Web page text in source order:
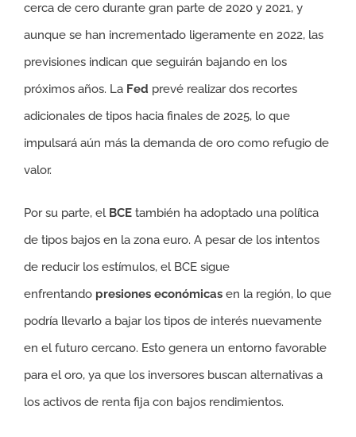
cerca de cero durante gran parte de 2020 y 2021, y
aunque se han incrementado ligeramente en 2022, las
previsiones indican que seguirán bajando en los
próximos años. La Fed prevé realizar dos recortes
adicionales de tipos hacia finales de 2025, lo que
impulsará aún más la demanda de oro como refugio de
valor.
Por su parte, el BCE también ha adoptado una política
de tipos bajos en la zona euro. A pesar de los intentos
de reducir los estímulos, el BCE sigue
enfrentando presiones económicas en la región, lo que
podría llevarlo a bajar los tipos de interés nuevamente
en el futuro cercano. Esto genera un entorno favorable
para el oro, ya que los inversores buscan alternativas a
los activos de renta fija con bajos rendimientos.